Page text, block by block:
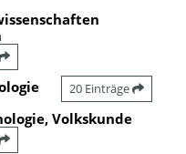
20 Einträge
Volkskunde